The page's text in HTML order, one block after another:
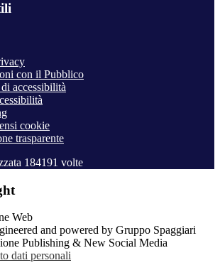
con il Pubblico
accessibilità
cookie
trasparente
184191 volte
and powered by Gruppo Spaggiari
Publishing & New Social Media
dati personali